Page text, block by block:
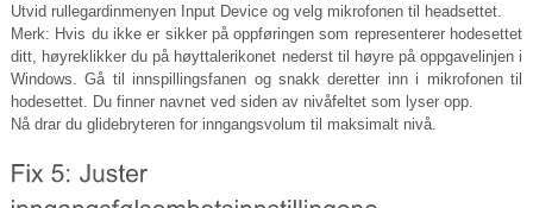
Utvid rullegardinmenyen Input Device og velg mikrofonen til headsettet.
Merk: Hvis du ikke er sikker på oppføringen som representerer hodesettet
ditt, høyreklikker du på høyttalerikonet nederst til høyre på oppgavelinjen i
Windows. Gå til innspillingsfanen og snakk deretter inn i mikrofonen til
hodesettet. Du finner navnet ved siden av nivåfeltet som lyser opp.
Nå drar du glidebryteren for inngangsvolum til maksimalt nivå.